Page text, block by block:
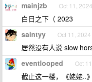
mainjzb Oct 11, 2024
白日之下（ 2023
saintyy Oct 11, 2024
居然没有人说 slow
eventlooped Oct
截止这一楼，《姥姥..